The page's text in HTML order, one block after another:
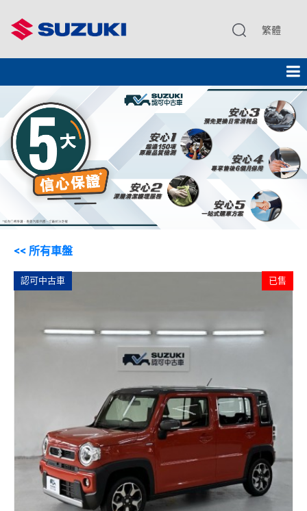
繁體
<< 所有車盤
認可中古車 已售